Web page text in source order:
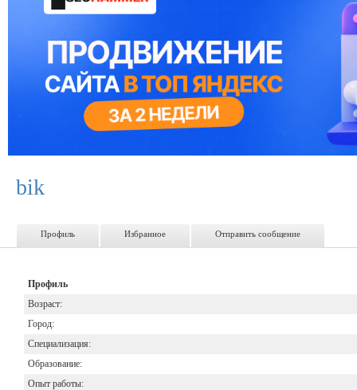
bik
Профиль Избранное Отправить сообщение
Профиль
Возраст:
Город:
Специализация:
Образование:
Опыт работы: